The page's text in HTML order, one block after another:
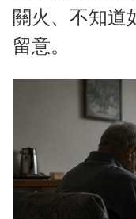
關火、不知道
留意。